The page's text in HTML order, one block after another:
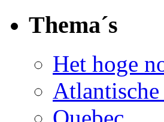
Thema´s
Het hoge